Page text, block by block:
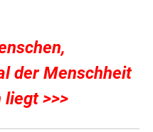
der Menschheit
>>>